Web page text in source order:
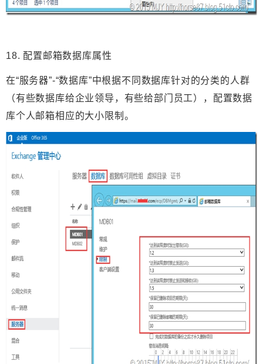
18. 配置邮箱数据库属性
在“服务器”-“数据库”中根据不同数据库针对的分类的人群
（有些数据库给企业领导，有些给部门员工），配置数据
库个人邮箱相应的大小限制。